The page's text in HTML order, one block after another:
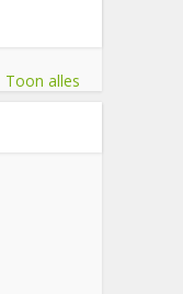
Toon alles